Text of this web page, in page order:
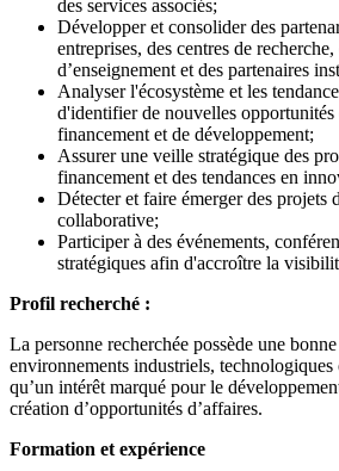
des services associés;
Développer et consolider des
entreprises, des centres de
d’enseignement et des partenaires
Analyser l'écosystème et les
d'identifier de nouvelles
financement et de développement;
Assurer une veille stratégique des
financement et des tendances en
Détecter et faire émerger des projets
collaborative;
Participer à des événements,
stratégiques afin d'accroître la
Profil recherché :
La personne recherchée possède une
environnements industriels,
qu’un intérêt marqué pour le
création d’opportunités d’affaires.
Formation et expérience